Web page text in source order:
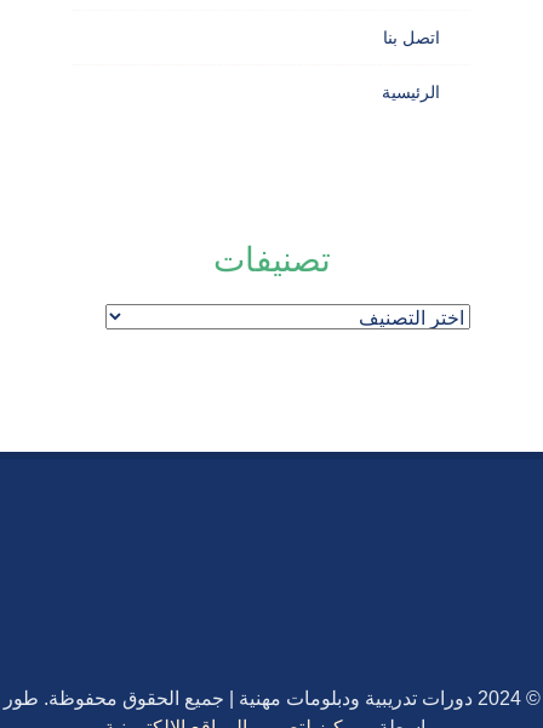
اتصل بنا
الرئيسية
تصنيفات
تصنيفات
© 2024 دورات تدريبية ودبلومات مهنية | جميع الحقوق محفوظة. طور